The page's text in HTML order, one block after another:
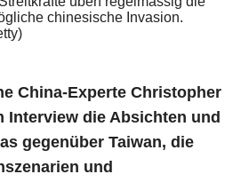
China-Experte Christopher
Interview die Absichten und
gegenüber Taiwan, die
und